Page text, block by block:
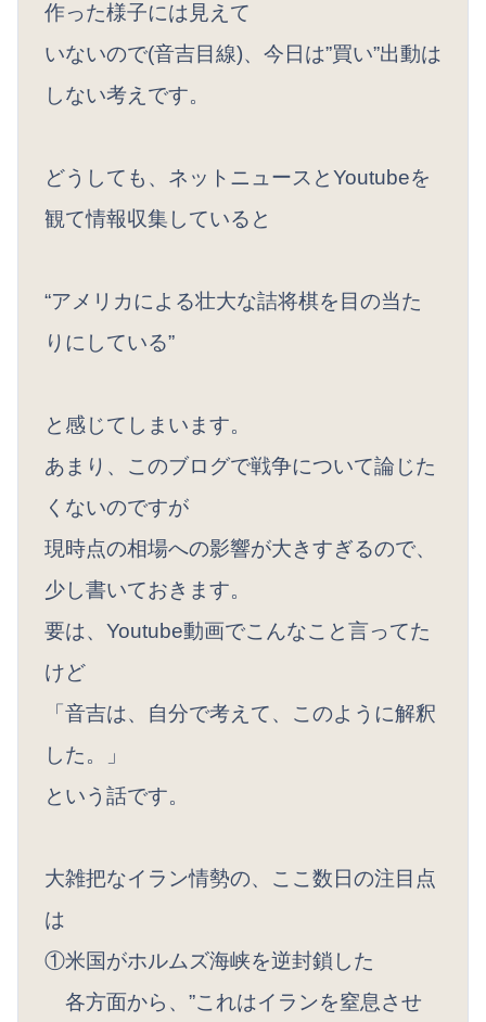
作った様子には見えて
いないので(音吉目線)、今日は”買い”出動は
しない考えです。
どうしても、ネットニュースとYoutubeを
観て情報収集していると
“アメリカによる壮大な詰将棋を目の当た
りにしている”
と感じてしまいます。
あまり、このブログで戦争について論じた
くないのですが
現時点の相場への影響が大きすぎるので、
少し書いておきます。
要は、Youtube動画でこんなこと言ってた
けど
「音吉は、自分で考えて、このように解釈
した。」
という話です。
大雑把なイラン情勢の、ここ数日の注目点
は
①米国がホルムズ海峡を逆封鎖した
各方面から、”これはイランを窒息させ